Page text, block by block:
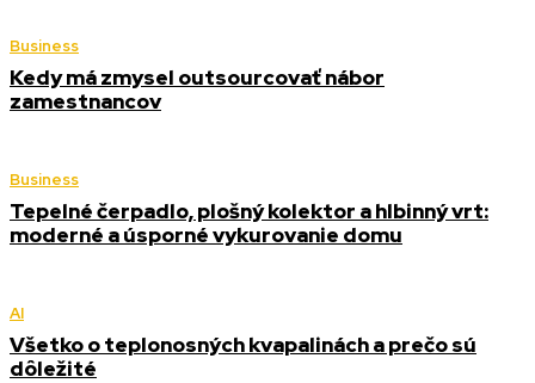
Business
Kedy má zmysel outsourcovať nábor
zamestnancov
Business
Tepelné čerpadlo, plošný kolektor a hlbinný vrt:
moderné a úsporné vykurovanie domu
AI
Všetko o teplonosných kvapalinách a prečo sú
dôležité